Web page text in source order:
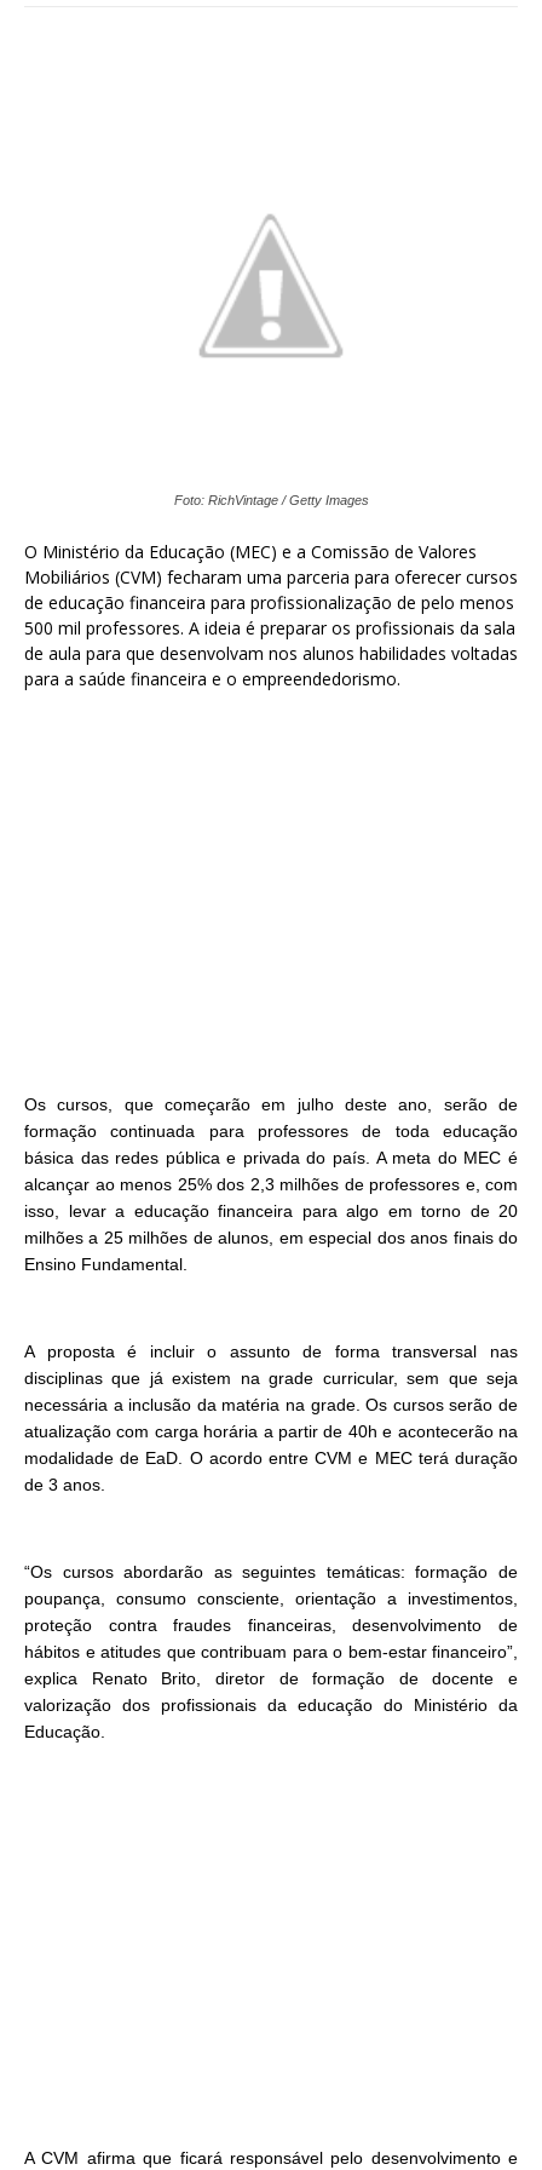
Foto: RichVintage / Getty Images
O Ministério da Educação (MEC) e a Comissão de Valores
Mobiliários (CVM) fecharam uma parceria para oferecer cursos
de educação financeira para profissionalização de pelo menos
500 mil professores. A ideia é preparar os profissionais da sala
de aula para que desenvolvam nos alunos habilidades voltadas
para a saúde financeira e o empreendedorismo.
Os cursos, que começarão em julho deste ano, serão de
formação continuada para professores de toda educação
básica das redes pública e privada do país. A meta do MEC é
alcançar ao menos 25% dos 2,3 milhões de professores e, com
isso, levar a educação financeira para algo em torno de 20
milhões a 25 milhões de alunos, em especial dos anos finais do
Ensino Fundamental.
A proposta é incluir o assunto de forma transversal nas
disciplinas que já existem na grade curricular, sem que seja
necessária a inclusão da matéria na grade. Os cursos serão de
atualização com carga horária a partir de 40h e acontecerão na
modalidade de EaD. O acordo entre CVM e MEC terá duração
de 3 anos.
“Os cursos abordarão as seguintes temáticas: formação de
poupança, consumo consciente, orientação a investimentos,
proteção contra fraudes financeiras, desenvolvimento de
hábitos e atitudes que contribuam para o bem-estar financeiro”,
explica Renato Brito, diretor de formação de docente e
valorização dos profissionais da educação do Ministério da
Educação.
A CVM afirma que ficará responsável pelo desenvolvimento e